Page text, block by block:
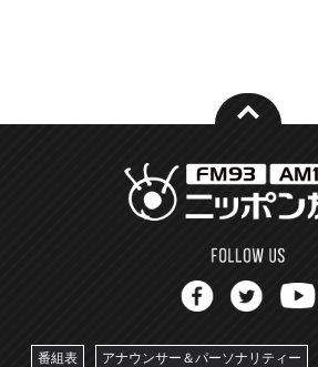
番組表 アナウンサー＆パーソナリティー